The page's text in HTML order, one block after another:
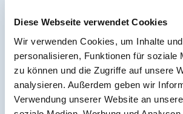
Diese Webseite verwendet Cookies
Wir verwenden Cookies, um Inhalte
personalisieren, Funktionen für soziale
zu können und die Zugriffe auf unsere
analysieren. Außerdem geben wir
Verwendung unserer Website an
Updates:
Die Baumaßnahme wurde verlängert.
voraussichtlich bis28.08.(statt